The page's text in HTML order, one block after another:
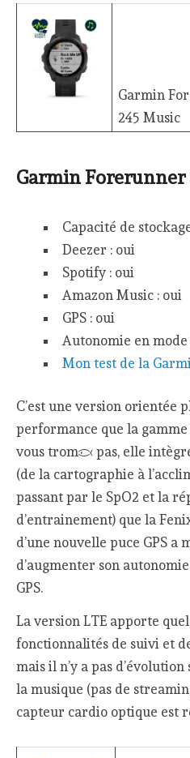
Garmin
245 Music
Garmin Forerunner
Capacité de
Deezer : oui
Spotify : oui
Amazon Music : oui
GPS : oui
Autonomie en mode
Mon test de la
C’est une version orientée
performance que la gamme
vous trompez pas, elle
(de la cartographie à
passant par le SpO2 et la
d’entrainement) que la
d’une nouvelle puce GPS a
d’augmenter son
GPS.
La version LTE apporte
fonctionnalités de suivi et
mais il n’y a pas
la musique (pas de
capteur cardio optique est